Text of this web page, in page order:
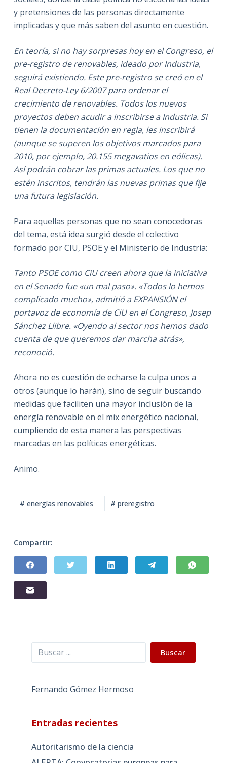
y pretensiones de las personas directamente
implicadas y que más saben del asunto en cuestión.
En teoría, si no hay sorpresas hoy en el Congreso, el
pre-registro de renovables, ideado por Industria,
seguirá existiendo. Este pre-registro se creó en el
Real Decreto-Ley 6/2007 para ordenar el
crecimiento de renovables. Todos los nuevos
proyectos deben acudir a inscribirse a Industria. Si
tienen la documentación en regla, les inscribirá
(aunque se superen los objetivos marcados para
2010, por ejemplo, 20.155 megavatios en eólicas).
Así podrán cobrar las primas actuales. Los que no
estén inscritos, tendrán las nuevas primas que fije
una futura legislación.
Para aquellas personas que no sean conocedoras
del tema, está idea surgió desde el colectivo
formado por CIU, PSOE y el Ministerio de Industria:
Tanto PSOE como CiU creen ahora que la iniciativa
en el Senado fue «un mal paso». «Todos lo hemos
complicado mucho», admitió a EXPANSIÓN el
portavoz de economía de CiU en el Congreso, Josep
Sánchez Llibre. «Oyendo al sector nos hemos dado
cuenta de que queremos dar marcha atrás»,
reconoció.
Ahora no es cuestión de echarse la culpa unos a
otros (aunque lo harán), sino de seguir buscando
medidas que faciliten una mayor inclusión de la
energía renovable en el mix energético nacional,
cumpliendo de esta manera las perspectivas
marcadas en las políticas energéticas.
Animo.
# energías renovables # preregistro
Compartir:
Buscar Buscar
Fernando Gómez Hermoso
Entradas recientes
Autoritarismo de la ciencia